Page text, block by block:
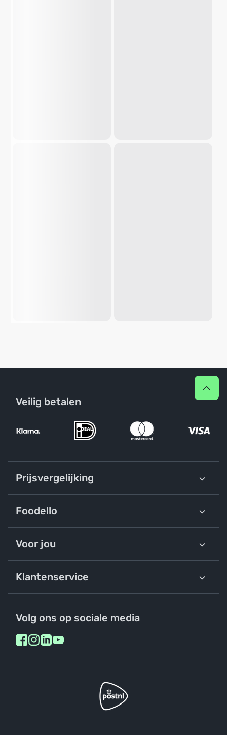
Veilig betalen
Prijsvergelijking
Foodello
Voor jou
Klantenservice
Volg ons op sociale media